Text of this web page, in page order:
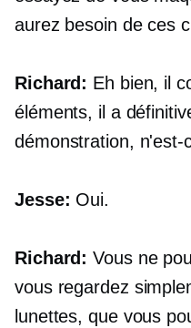
aurez besoin de ces
Richard: Eh bien, il
éléments, il a
démonstration, n'est-
Jesse: Oui.
Richard: Vous ne
vous regardez
lunettes, que vous